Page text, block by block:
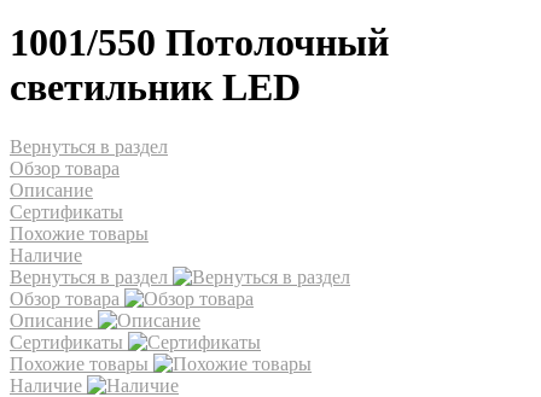
1001/550 Потолочный
светильник LED
Вернуться в раздел
Обзор товара
Описание
Сертификаты
Похожие товары
Наличие
Вернуться в раздел
Обзор товара
Описание
Сертификаты
Похожие товары
Наличие